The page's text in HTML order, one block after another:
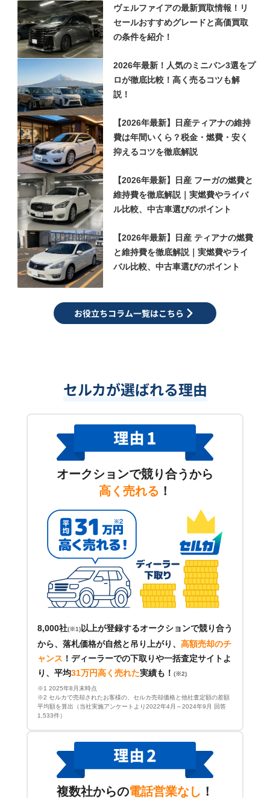
ヴェルファイアの最新買取情報！リ
セールおすすめグレードと高価買取
の条件を紹介！
2026年最新！人気のミニバン3選をプ
ロが徹底比較！高く売るコツも解
説！
【2026年最新】日産ティアナの維持
費は年間いくら？税金・燃費・安く
抑えるコツを徹底解説
【2026年最新】日産 フーガの燃費と
維持費を徹底解説｜実燃費やライバ
ル比較、中古車選びのポイント
【2026年最新】日産 ティアナの燃費
と維持費を徹底解説｜実燃費やライ
バル比較、中古車選びのポイント
お役立ちコラム一覧はこちら
セルカが選ばれる理由
オークションで競り合うから
高く売れる ！
8,000社(※1) 以上が登録するオークションで競り合う
から、落札価格が自然と吊り上がり、 高額売却のチ
ャンス ！ ディーラーでの下取りや一括査定サイトよ
り、平均31万円高く売れた実績も！ (※2)
※1 2025年8月末時点
※2 セルカで売却されたお客様の、セルカ売却価格と他社査定額の差額
平均額を算出（当社実施アンケートより2022年4月～2024年9月 回答
1,533件）
複数社からの電話営業なし ！